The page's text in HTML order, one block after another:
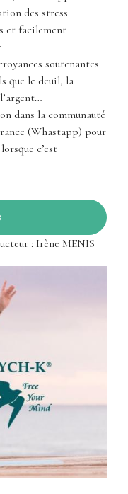
des stress
et facilement
soutenantes
que le deuil, la
dans la communauté
(Whastapp) pour
c’est
: Irène MENIS